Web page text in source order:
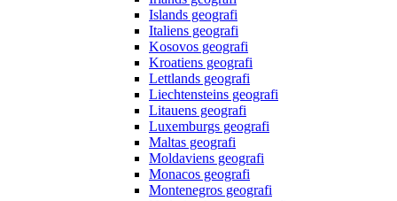
Islands geografi
Italiens geografi
Kosovos geografi
Kroatiens geografi
Lettlands geografi
Liechtensteins geografi
Litauens geografi
Luxemburgs geografi
Maltas geografi
Moldaviens geografi
Monacos geografi
Montenegros geografi